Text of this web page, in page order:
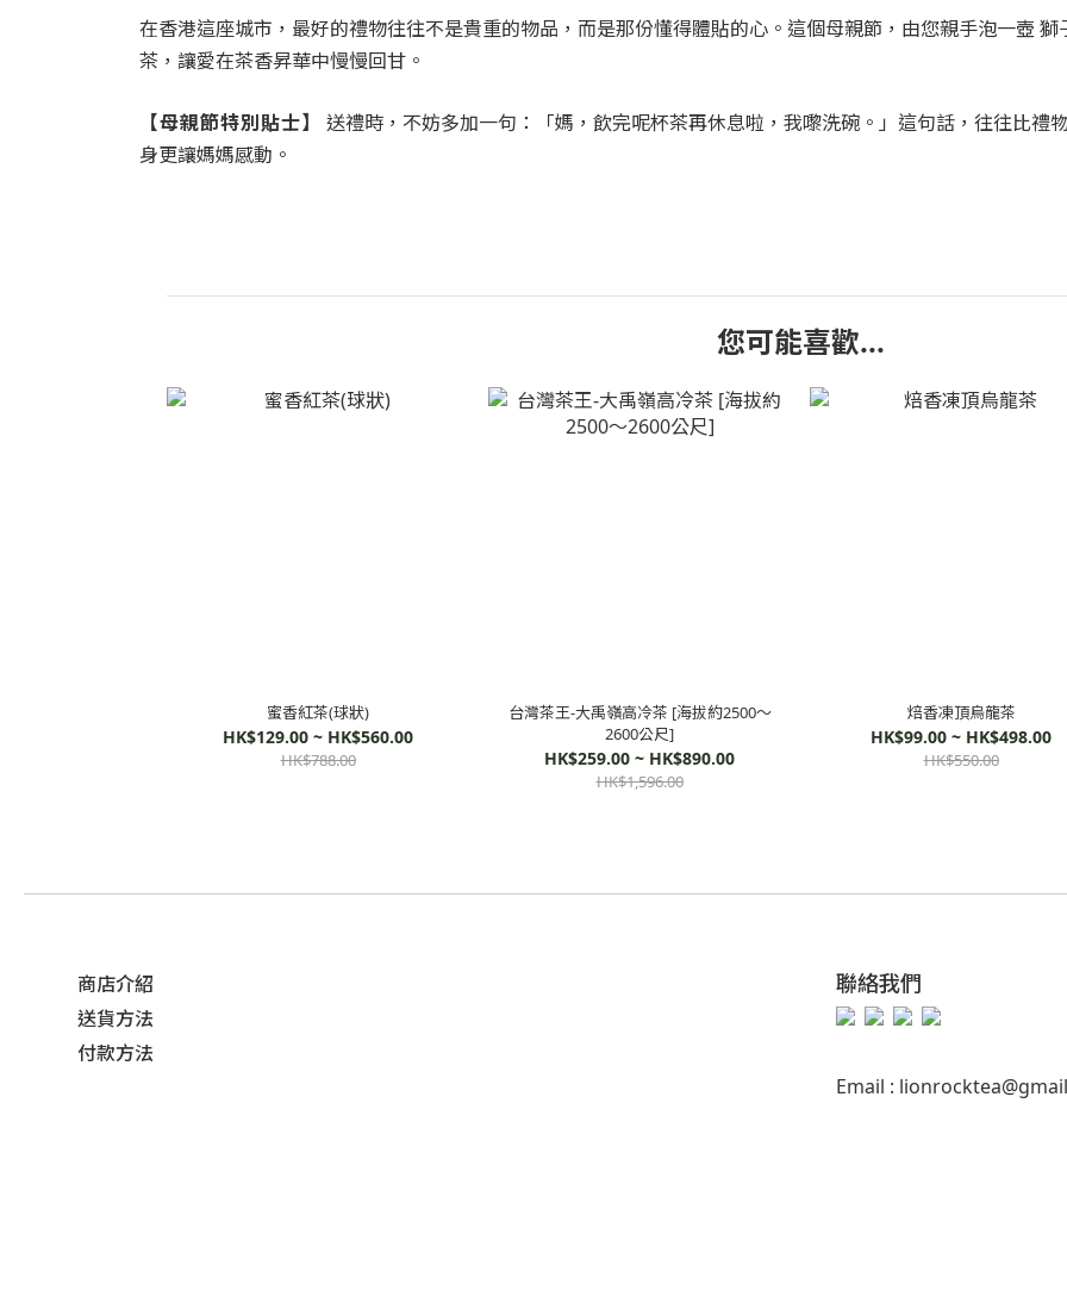
在香港這座城市，最好的禮物往往不是貴重的物品，而是那份懂得體貼的心。這個母親節，由您親手泡一壺 獅
茶，讓愛在茶香昇華中慢慢回甘。
【母親節特別貼士】
送禮時，不妨多加一句：「媽，飲完呢杯茶再休息啦，我嚟洗碗。」這句話，往往比禮
身更讓媽媽感動。
您可能喜歡...
蜜香紅茶(球狀)
HK$129.00 ~ HK$560.00
HK$788.00
台灣茶王-大禹嶺高冷茶 [海拔約2500～
2600公尺]
HK$259.00 ~ HK$890.00
HK$1,596.00
焙香凍頂烏龍茶
HK$99.00 ~ HK$498.00
HK$550.00
商店介紹
送貨方法
付款方法
聯絡我們
Email :